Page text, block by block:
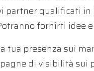
partner qualificati
fornirti idee
tua presenza sui
di visibilità sui